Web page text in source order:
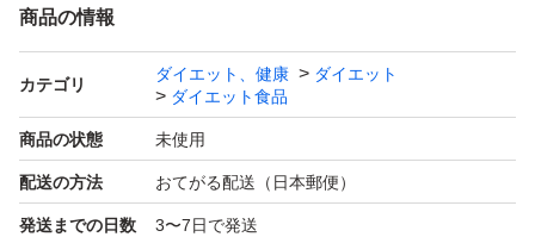
商品の情報
カテゴリ
ダイエット、健康
ダイエット
ダイエット食品
商品の状態 未使用
配送の方法 おてがる配送（日本郵便）
発送までの日数 3〜7日で発送